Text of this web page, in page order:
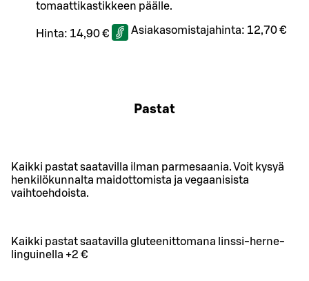
tomaattikastikkeen päälle.
Hinta: 14,90 € Asiakasomistajahinta: 12,70 €
Pastat
Kaikki pastat saatavilla ilman parmesaania. Voit kysyä
henkilökunnalta maidottomista ja vegaanisista
vaihtoehdoista.
Kaikki pastat saatavilla gluteenittomana linssi-herne-
linguinella +2 €